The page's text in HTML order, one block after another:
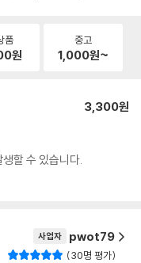
품
원
중고
1,000원~
3,300원
할 수 있습니다.
사업자 pwot79
30명 평가